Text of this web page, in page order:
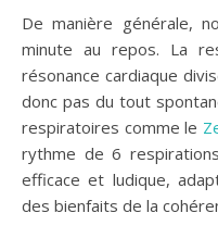
De manière générale,
minute au repos. La
résonance cardiaque
donc pas du tout
respiratoires comme le
rythme de 6
efficace et ludique,
des bienfaits de la